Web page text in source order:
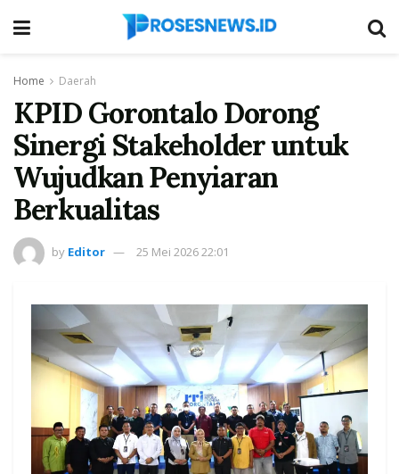
Home Daerah
KPID Gorontalo Dorong
Sinergi Stakeholder untuk
Wujudkan Penyiaran
Berkualitas
by Editor 25 Mei 2026 22:01